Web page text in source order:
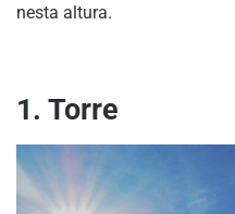
nesta altura.
1. Torre